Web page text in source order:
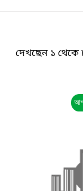
দেখছেন ১ থেকে